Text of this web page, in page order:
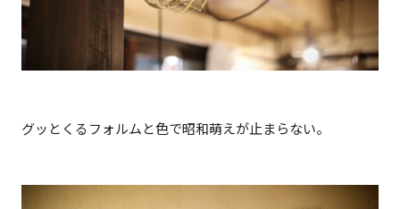
グッとくるフォルムと色で昭和萌えが止まらない。